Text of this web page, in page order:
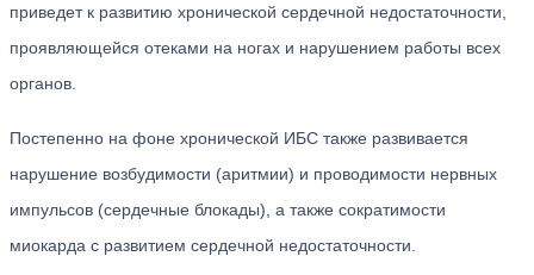
приведет к развитию хронической сердечной недостаточности,
проявляющейся отеками на ногах и нарушением работы всех
органов.
Постепенно на фоне хронической ИБС также развивается
нарушение возбудимости (аритмии) и проводимости нервных
импульсов (сердечные блокады), а также сократимости
миокарда с развитием сердечной недостаточности.